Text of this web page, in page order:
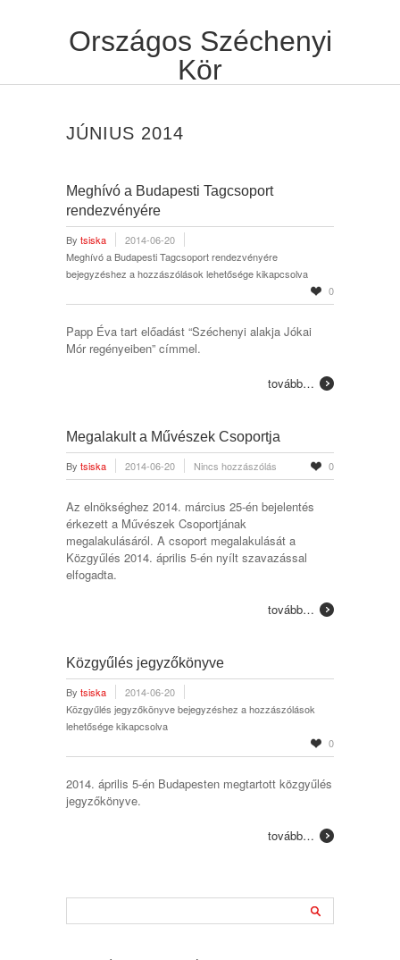
Országos Széchenyi
Kör
JÚNIUS 2014
Meghívó a Budapesti Tagcsoport
rendezvényére
By tsiska
2014-06-20
Meghívó a Budapesti Tagcsoport rendezvényére
bejegyzéshez a hozzászólások lehetősége kikapcsolva
0
Papp Éva tart előadást “Széchenyi alakja Jókai
Mór regényeiben” címmel.
tovább…
Megalakult a Művészek Csoportja
By tsiska 2014-06-20 Nincs hozzászólás 0
Az elnökséghez 2014. március 25-én bejelentés
érkezett a Művészek Csoportjának
megalakulásáról. A csoport megalakulását a
Közgyűlés 2014. április 5-én nyílt szavazással
elfogadta.
tovább…
Közgyűlés jegyzőkönyve
By tsiska
2014-06-20
Közgyűlés jegyzőkönyve bejegyzéshez a hozzászólások
lehetősége kikapcsolva
0
2014. április 5-én Budapesten megtartott közgyűlés
jegyzőkönyve.
tovább…